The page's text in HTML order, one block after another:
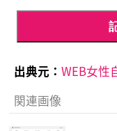
出典元： WEB女性
関連画像